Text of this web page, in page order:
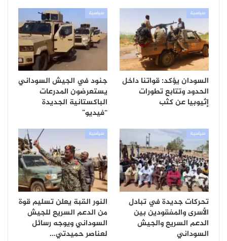
سياسية
السودان يؤكد: قواتنا داخل
الحدود وتتابع تطورات
إثيوبيا عن كثب
سياسية
جنود في الجيش السوداني
يستعرضون المدرعات
الباكستانية الجديدة
“فيديو”
سياسية
تحركات جديدة في تبادل
الأسرى والمفقودين بين
الدعم السريع والجيش
السوداني
سياسية
النور القبة يعلن تسليم قوة
من الدعم السريع للجيش
السوداني ويوجه رسائل
لعناصر حميدتي…